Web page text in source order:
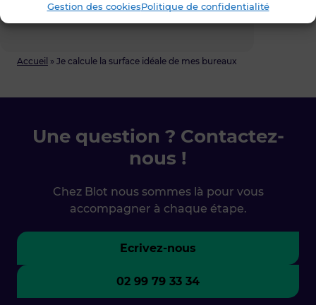
Gestion des cookiesPolitique de confidentialité
Accueil » Je calcule la surface idéale de mes bureaux
d’élargir ma recherche.
Une question ? Contactez-
nous !
Chez Blot nous sommes là pour vous
accompagner à chaque étape.
Ecrivez-nous
02 99 79 33 34